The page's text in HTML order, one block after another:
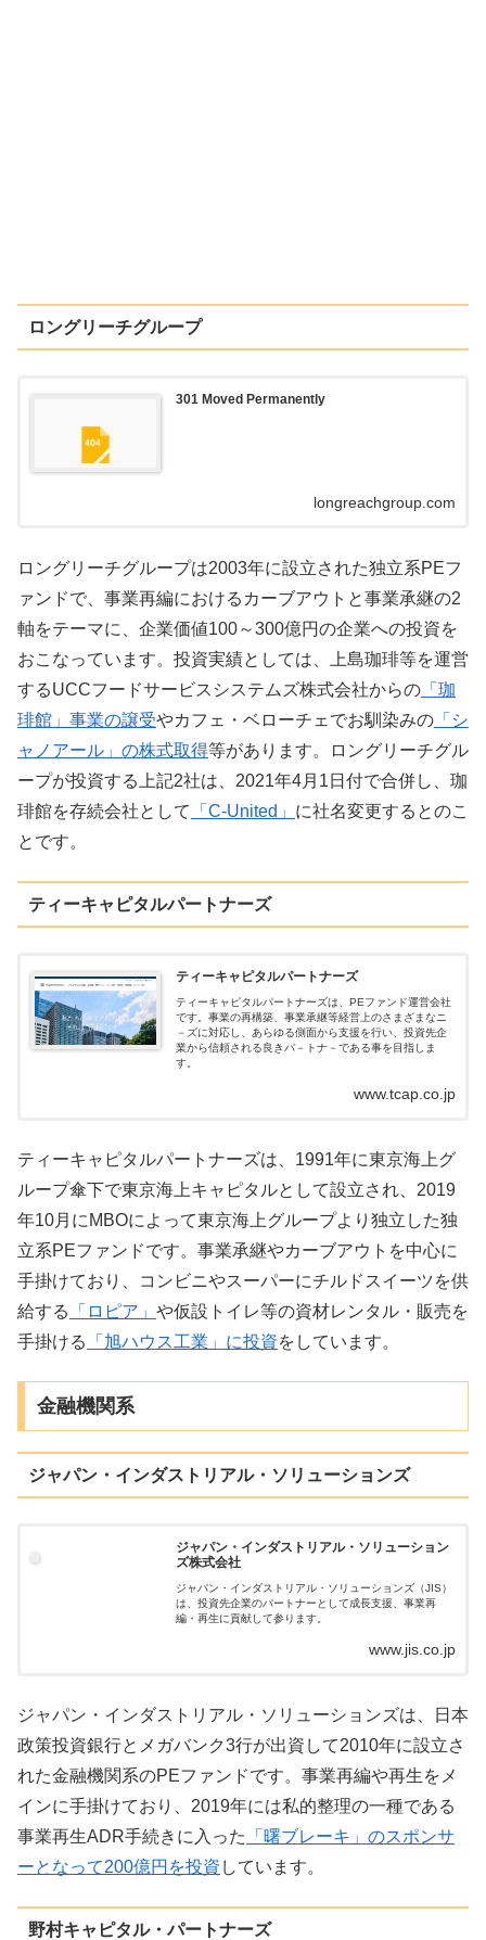
ロングリーチグループ
301 Moved Permanently
longreachgroup.com
ロングリーチグループは2003年に設立された独立系PEフ
ァンドで、事業再編におけるカーブアウトと事業承継の2
軸をテーマに、企業価値100～300億円の企業への投資を
おこなっています。投資実績としては、上島珈琲等を運営
するUCCフードサービスシステムズ株式会社からの 「珈
琲館」事業の譲受やカフェ・ベローチェでお馴染みの 「シ
ャノアール」の株式取得等があります。ロングリーチグル
ープが投資する上記2社は、2021年4月1日付で合併し、珈
琲館を存続会社として
「C-United」 に社名変更するとのこ
とです。
ティーキャピタルパートナーズ
ティーキャピタルパートナーズ
ティーキャピタルパートナーズは、PEファンド運営会社
です。事業の再構築、事業承継等経営上のさまざまなニ
－ズに対応し、あらゆる側面から支援を行い、投資先企
業から信頼される良きパ－トナ－である事を目指しま
す。
www.tcap.co.jp
ティーキャピタルパートナーズは、1991年に東京海上グ
ループ傘下で東京海上キャピタルとして設立され、2019
年10月にMBOによって東京海上グループより独立した独
立系PEファンドです。事業承継やカーブアウトを中心に
手掛けており、コンビニやスーパーにチルドスイーツを供
給する
「ロピア」 や仮設トイレ等の資材レンタル・販売を
手掛ける
「旭ハウス工業」に投資をしています。
金融機関系
ジャパン・インダストリアル・ソリューションズ
ジャパン・インダストリアル・ソリューション
ズ株式会社
ジャパン・インダストリアル・ソリューションズ（JIS）
は、投資先企業のパートナーとして成長支援、事業再
編・再生に貢献して参ります。
www.jis.co.jp
ジャパン・インダストリアル・ソリューションズは、日本
政策投資銀行とメガバンク3行が出資して2010年に設立さ
れた金融機関系のPEファンドです。事業再編や再生をメ
インに手掛けており、2019年には私的整理の一種である
事業再生ADR手続きに入った
「曙ブレーキ」のスポンサ
ーとなって200億円を投資 しています。
野村キャピタル・パートナーズ